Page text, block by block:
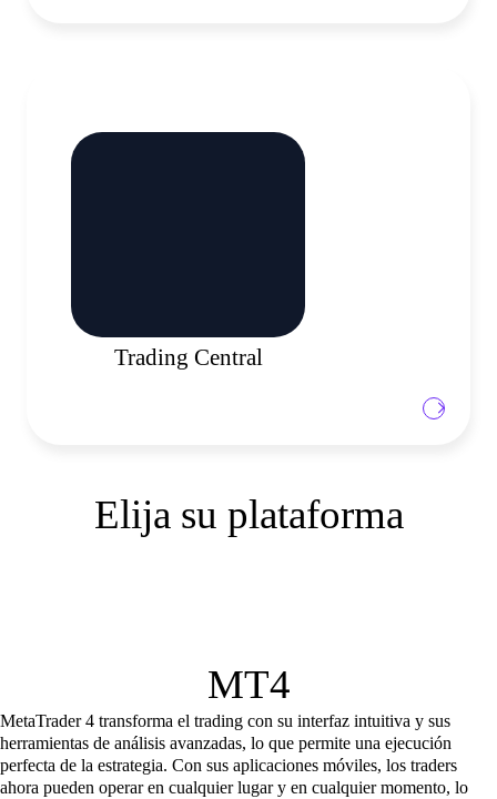
Trading Central
diario completo, un calendario económico de primer
nivel y conectividad con MT4 y MT5, potenciará sus
Elija su plataforma
MT4
MetaTrader 4 transforma el trading con su interfaz intuitiva y sus
herramientas de análisis avanzadas, lo que permite una ejecución
perfecta de la estrategia. Con sus aplicaciones móviles, los traders
ahora pueden operar en cualquier lugar y en cualquier momento, lo